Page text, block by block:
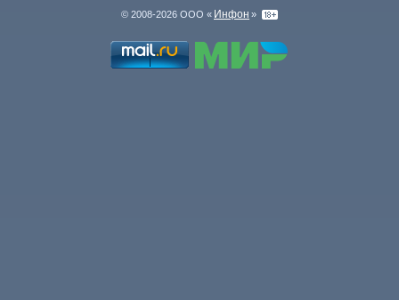
© 2008-2026 ООО « Инфон »